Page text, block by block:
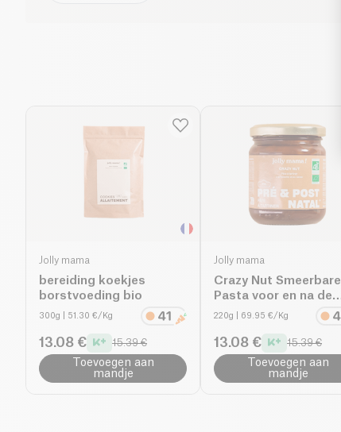
Jolly mama
bereiding koekjes
borstvoeding bio
300g | 51.30 €/Kg
13.08 € 15.39 €
Toevoegen aan
mandje
Jolly mama
Crazy Nut Smeerbare
Pasta voor en na de
geboorte bio
220g | 69.95 €/Kg
13.08 € 15.39 €
Toevoegen aan
mandje